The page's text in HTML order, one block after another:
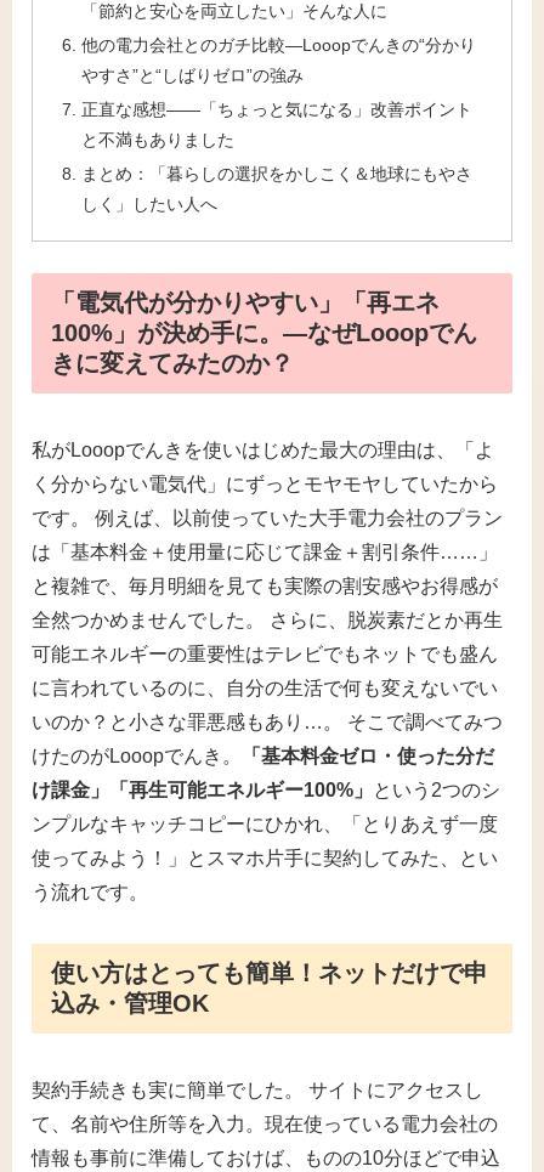
「節約と安心を両立したい」そんな人に
他の電力会社とのガチ比較―Looopでんきの“分かり
やすさ”と“しばりゼロ”の強み
正直な感想――「ちょっと気になる」改善ポイント
と不満もありました
まとめ：「暮らしの選択をかしこく＆地球にもやさ
しく」したい人へ
「電気代が分かりやすい」「再エネ
100%」が決め手に。―なぜLooopでん
きに変えてみたのか？
私がLooopでんきを使いはじめた最大の理由は、「よ
く分からない電気代」にずっとモヤモヤしていたから
です。 例えば、以前使っていた大手電力会社のプラン
は「基本料金＋使用量に応じて課金＋割引条件……」
と複雑で、毎月明細を見ても実際の割安感やお得感が
全然つかめませんでした。 さらに、脱炭素だとか再生
可能エネルギーの重要性はテレビでもネットでも盛ん
に言われているのに、自分の生活で何も変えないでい
いのか？と小さな罪悪感もあり…。 そこで調べてみつ
けたのがLooopでんき。
「基本料金ゼロ・使った分だ
け課金」「再生可能エネルギー100%」
という2つのシ
ンプルなキャッチコピーにひかれ、「とりあえず一度
使ってみよう！」とスマホ片手に契約してみた、とい
う流れです。
使い方はとっても簡単！ネットだけで申
込み・管理OK
契約手続きも実に簡単でした。 サイトにアクセスし
て、名前や住所等を入力。現在使っている電力会社の
情報も事前に準備しておけば、ものの10分ほどで申込